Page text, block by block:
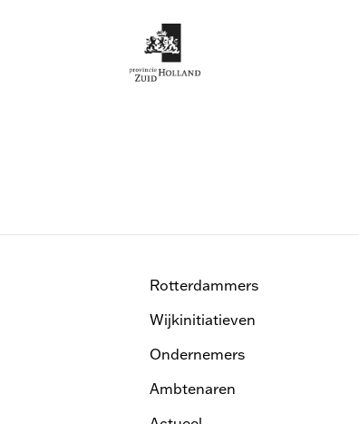
Rotterdammers
Wijkinitiatieven
Ondernemers
Ambtenaren